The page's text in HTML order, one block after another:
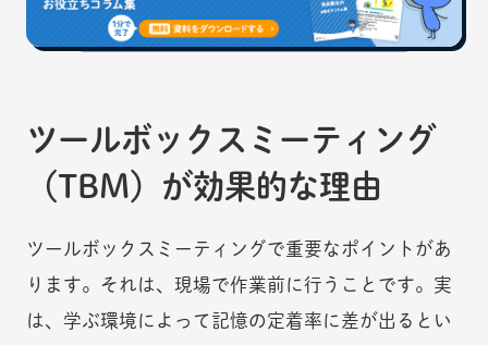
ツールボックスミーティング
（TBM）が効果的な理由
ツールボックスミーティングで重要なポイントがあ
ります。それは、現場で作業前に行うことです。実
は、学ぶ環境によって記憶の定着率に差が出るとい